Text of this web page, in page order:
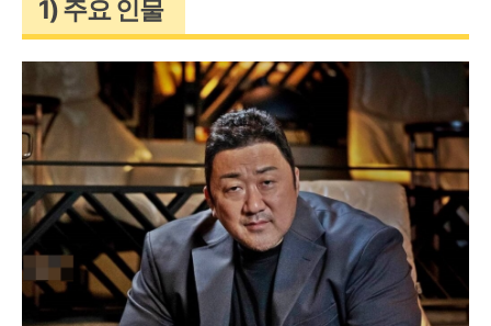
1) 주요 인물